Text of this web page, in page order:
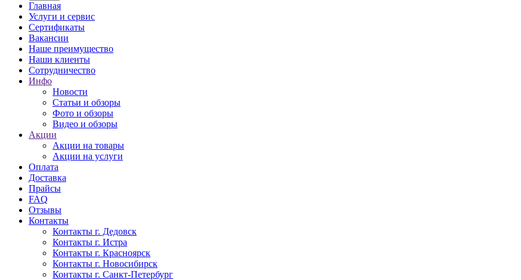
Главная
Услуги и сервис
Сертификаты
Вакансии
Наше преимущество
Наши клиенты
Сотрудничество
Инфо
Новости
Статьи и обзоры
Фото и обзоры
Видео и обзоры
Акции
Акции на товары
Акции на услуги
Оплата
Доставка
Прайсы
FAQ
Отзывы
Контакты
Контакты г. Дедовск
Контакты г. Истра
Контакты г. Красноярск
Контакты г. Новосибирск
Контакты г. Санкт-Петербург